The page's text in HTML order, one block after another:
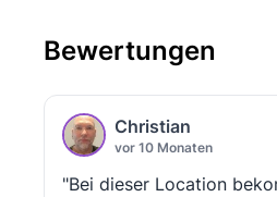
Bewertungen
Christian
vor 10 Monaten
"Bei dieser Location